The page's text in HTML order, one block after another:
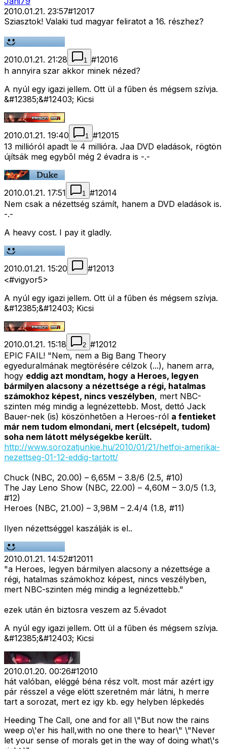
2010.01.21. 23:57#12017
Sziasztok! Valaki tud magyar feliratot a 16. részhez?
2010.01.21. 21:28 1 #12016
h annyira szar akkor minek nézed?
A nyúl egy igazi jellem. Ott ül a fűben és mégsem szívja.
&#12385;&#12403; Kicsi
2010.01.21. 19:40 1 #12015
13 millióról apadt le 4 millióra. Jaa DVD eladások, rögtön
újítsák meg egybõl még 2 évadra is -.-
2010.01.21. 17:51 1 #12014
Nem csak a nézettség számít, hanem a DVD eladások is.
-.-
A heavy cost. I pay it gladly.
2010.01.21. 15:20 #12013
<#vigyor5>
A nyúl egy igazi jellem. Ott ül a fűben és mégsem szívja.
&#12385;&#12403; Kicsi
2010.01.21. 15:18 2 #12012
EPIC FAIL! "Nem, nem a Big Bang Theory
egyeduralmának megtörésére célzok (...), hanem arra,
hogy eddig azt mondtam, hogy a Heroes, legyen
bármilyen alacsony a nézettsége a régi, hatalmas
számokhoz képest, nincs veszélyben, mert NBC-
szinten még mindig a legnézettebb. Most, dettó Jack
Bauer-nek (is) köszönhetõen a Heroes-ról a fentieket
már nem tudom elmondani, mert (elcsépelt, tudom)
soha nem látott mélységekbe került.
http://www.sorozatjunkie.hu/2010/01/21/hetfoi-amerikai-
nezettseg-01-12-eddig-tartott/
Chuck (NBC, 20.00) – 6,65M – 3.8/6 (2.5, #10)
The Jay Leno Show (NBC, 22.00) – 4,60M – 3.0/5 (1.3,
#12)
Heroes (NBC, 21.00) – 3,98M – 2.4/4 (1.8, #11)
Ilyen nézettséggel kaszálják is el..
2010.01.21. 14:52#12011
"a Heroes, legyen bármilyen alacsony a nézettsége a
régi, hatalmas számokhoz képest, nincs veszélyben,
mert NBC-szinten még mindig a legnézettebb."
ezek után én biztosra veszem az 5.évadot
A nyúl egy igazi jellem. Ott ül a fűben és mégsem szívja.
&#12385;&#12403; Kicsi
2010.01.20. 00:26#12010
hát valóban, eléggé béna rész volt. most már azért igy
pár résszel a vége elött szeretném már látni, h merre
tart a sorozat, mert ez igy kb. egy helyben lépkedés
Heeding The Call, one and for all \"But now the rains
weep o\'er his hall,with no one there to hear\" \"Never
let your sense of morals get in the way of doing what\'s